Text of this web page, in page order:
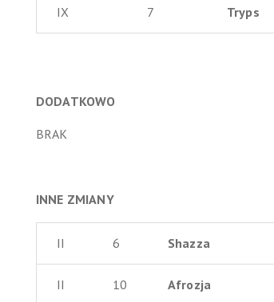
IX 7 Tryps
DODATKOWO
BRAK
INNE ZMIANY
II 6 Shazza
II 10 Afrozja